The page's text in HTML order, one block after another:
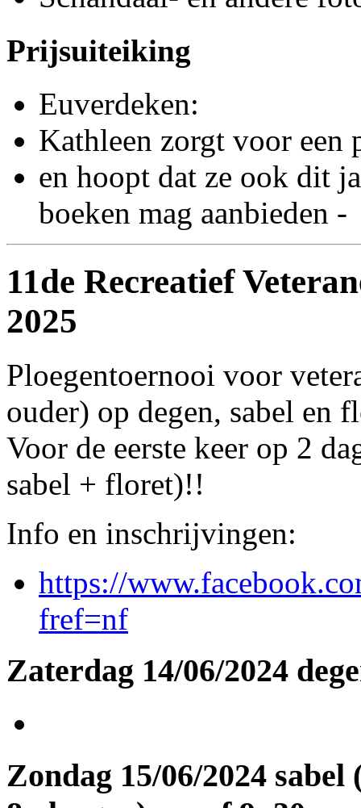
Prijsuiteiking
Euverdeken:
Kathleen zorgt voor een
en hoopt dat ze ook dit
boeken mag aanbieden -
11de Recreatief
2025
Ploegentoernooi voor
ouder) op degen, sabel en
Voor de eerste keer op 2
sabel + floret)!!
Info en inschrijvingen:
https://
fref=nf
Zaterdag 14/06/2024
Zondag 15/06/2024